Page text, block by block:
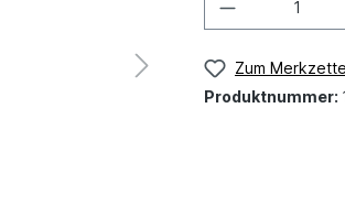
Zum
Produktnummer: